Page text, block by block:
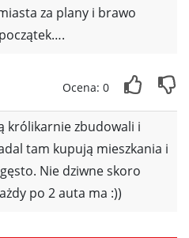
za plany i brawo
Ocena: 0
królikarnie zbudowali i
tam kupują mieszkania i
Nie dziwne skoro
po 2 auta ma :))